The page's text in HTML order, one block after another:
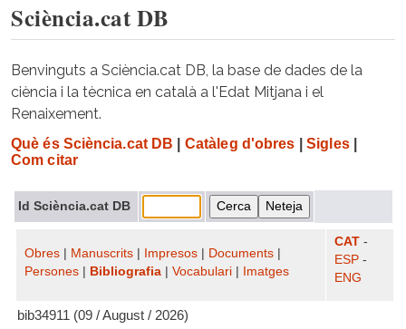
Sciència.cat DB
Benvinguts a Sciència.cat DB, la base de dades de la
ciència i la tècnica en català a l'Edat Mitjana i el
Renaixement.
Què és Sciència.cat DB Catàleg d'obres Sigles|
Com citar
Id Sciència.cat DB
Obres Manuscrits Impresos Documents
Persones
Bibliografia Vocabulari Imatges
CAT -
ESP -
ENG
bib34911 (09 / August / 2026)